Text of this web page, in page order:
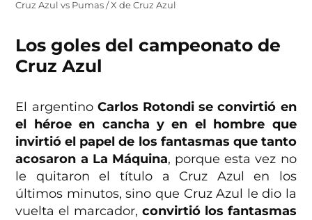
Cruz Azul vs Pumas / X de Cruz Azul
Los goles del campeonato de
Cruz Azul
El argentino Carlos Rotondi se convirtió en
el héroe en cancha y en el hombre que
invirtió el papel de los fantasmas que tanto
acosaron a La Máquina, porque esta vez no
le quitaron el título a Cruz Azul en los
últimos minutos, sino que Cruz Azul le dio la
vuelta el marcador, convirtió los fantasmas